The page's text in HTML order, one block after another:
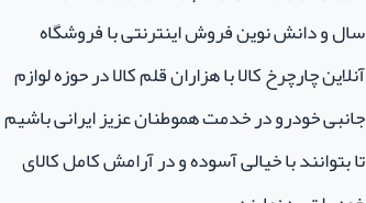
سال و دانش نوین فروش اینترنتی با فروشگاه
آنلاین چارچرخ کالا با هزاران قلم کالا در حوزه لوازم
جانبی خودرو در خدمت هموطنان عزیز ایرانی باشیم
تا بتوانند با خیالی آسوده و در آرامش کامل کالای